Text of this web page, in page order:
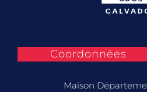
Coordonnées
Maison